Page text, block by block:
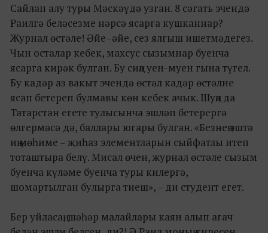
Сайлап алу туры Мәскәүдә узган. 8 сәгать эчендә
Раилгә беләсезме нәрсә ясарга кушканнар?
Журнал өстәле! Әйе–әйе, сез ялгыш ишетмәдегез.
Чын осталар кебек, махсус сызымнар буенча
ясарга кирәк булган. Бу сиңа уен-муен гына түгел.
Бу кадәр аз вакыт эчендә өстәл кадәр өстәлне
ясап бетереп булмавы көн кебек ачык. Шуңа да
Татарстан егете тулысынча эшләп бетерергә
өлгермәсә дә, баллары югары булган. «Безнең эштә
иң мөһиме – җиһаз элементларын сыйфатлы итеп
тоташтыра белү. Мисал өчен, журнал өстәле сызым
буенча күләме буенча туры килергә,
шомартылган булырга тиеш», – ди cтудент егет.
Бер уйласаң, шәһәр малайлары каян алып агач